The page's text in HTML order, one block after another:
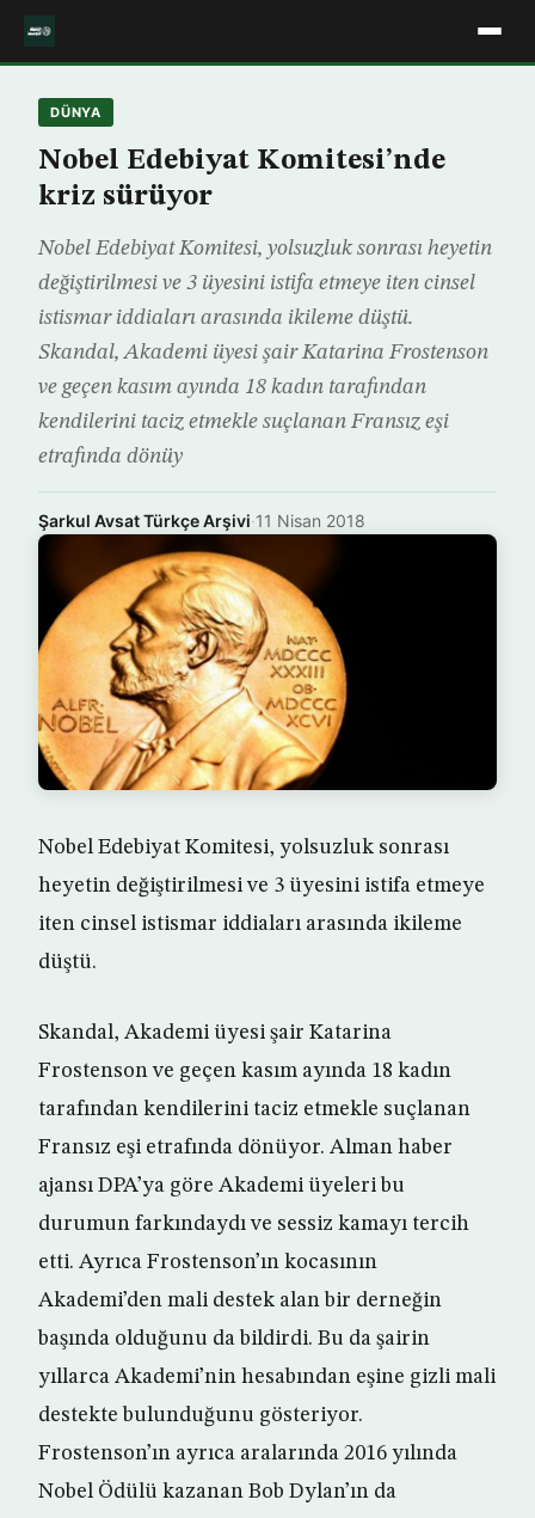
DÜNYA
Nobel Edebiyat Komitesi’nde
kriz sürüyor
Nobel Edebiyat Komitesi, yolsuzluk sonrası heyetin
değiştirilmesi ve 3 üyesini istifa etmeye iten cinsel
istismar iddiaları arasında ikileme düştü.
Skandal, Akademi üyesi şair Katarina Frostenson
ve geçen kasım ayında 18 kadın tarafından
kendilerini taciz etmekle suçlanan Fransız eşi
etrafında dönüy
Şarkul Avsat Türkçe Arşivi·11 Nisan 2018
Nobel Edebiyat Komitesi, yolsuzluk sonrası
heyetin değiştirilmesi ve 3 üyesini istifa etmeye
iten cinsel istismar iddiaları arasında ikileme
düştü.
Skandal, Akademi üyesi şair Katarina
Frostenson ve geçen kasım ayında 18 kadın
tarafından kendilerini taciz etmekle suçlanan
Fransız eşi etrafında dönüyor. Alman haber
ajansı DPA’ya göre Akademi üyeleri bu
durumun farkındaydı ve sessiz kamayı tercih
etti. Ayrıca Frostenson’ın kocasının
Akademi’den mali destek alan bir derneğin
başında olduğunu da bildirdi. Bu da şairin
yıllarca Akademi’nin hesabından eşine gizli mali
destekte bulunduğunu gösteriyor.
Frostenson’ın ayrıca aralarında 2016 yılında
Nobel Ödülü kazanan Bob Dylan’ın da